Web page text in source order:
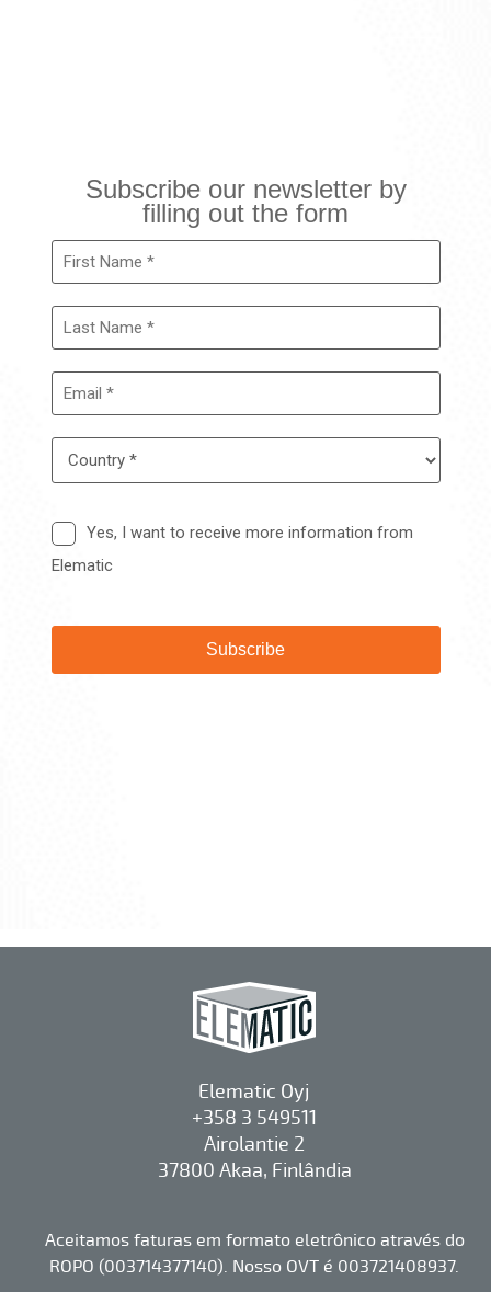
Elematic Oyj
+358 3 549511
Airolantie 2
37800 Akaa, Finlândia
Aceitamos faturas em formato eletrônico através do
ROPO (003714377140). Nosso OVT é 003721408937.